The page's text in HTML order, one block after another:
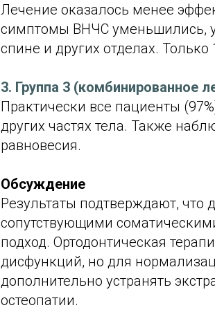
Лечение оказалось менее
симптомы ВНЧС уменьшились,
спине и других отделах.
3. Группа 3 (комбинированное
Практически все пациенты
других частях тела. Также
равновесия.
Обсуждение
Результаты подтверждают, что
сопутствующими
подход. Ортодонтическая
дисфункций, но для
дополнительно устранять
остеопатии.